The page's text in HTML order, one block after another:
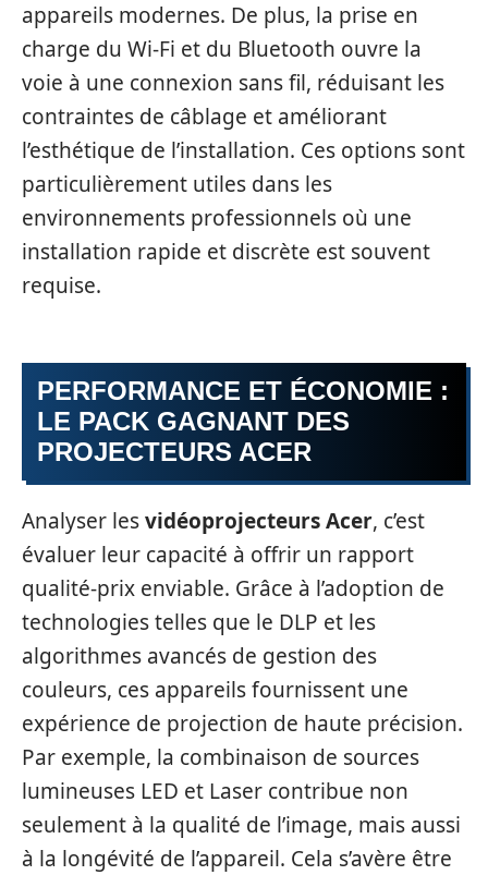
appareils modernes. De plus, la prise en
charge du Wi-Fi et du Bluetooth ouvre la
voie à une connexion sans fil, réduisant les
contraintes de câblage et améliorant
l’esthétique de l’installation. Ces options sont
particulièrement utiles dans les
environnements professionnels où une
installation rapide et discrète est souvent
requise.
PERFORMANCE ET ÉCONOMIE :
LE PACK GAGNANT DES
PROJECTEURS ACER
Analyser lesvidéoprojecteurs Acer, c’est
évaluer leur capacité à offrir un rapport
qualité-prix enviable. Grâce à l’adoption de
technologies telles que le DLP et les
algorithmes avancés de gestion des
couleurs, ces appareils fournissent une
expérience de projection de haute précision.
Par exemple, la combinaison de sources
lumineuses LED et Laser contribue non
seulement à la qualité de l’image, mais aussi
à la longévité de l’appareil. Cela s’avère être